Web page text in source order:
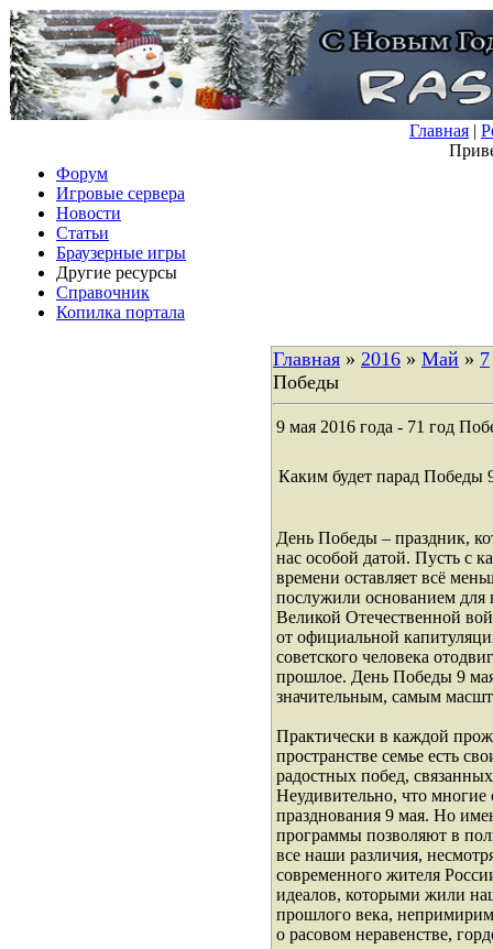
Главная |
Форум
Игровые сервера
Новости
Статьи
Браузерные игры
Другие ресурсы
Справочник
Копилка портала
Главная » 2016 » Май » 7
Победы
9 мая 2016 года - 71 год
Каким будет парад Победы
День Победы – праздник,
нас особой датой. Пусть с
времени оставляет всё
послужили основанием
Великой Отечественной
от официальной
советского человека
прошлое. День Победы 9
значительным, самым
Практически в каждой
пространстве семье есть
радостных побед,
Неудивительно, что
празднования 9 мая. Но
программы позволяют в
все наши различия,
современного жителя
идеалов, которыми жили
прошлого века,
о расовом неравенстве,